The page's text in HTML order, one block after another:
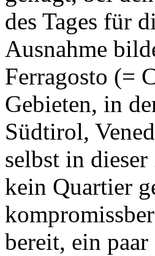
des Tages für
Ausnahme
Ferragosto (=
Gebieten, in
Südtirol,
selbst in
kein Quartier
bereit, ein